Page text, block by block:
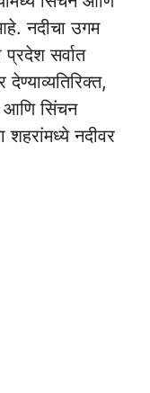
नदीचा उगम
प्रदेश सर्वात
आणि सिंचन
शहरांमध्ये नदीवर